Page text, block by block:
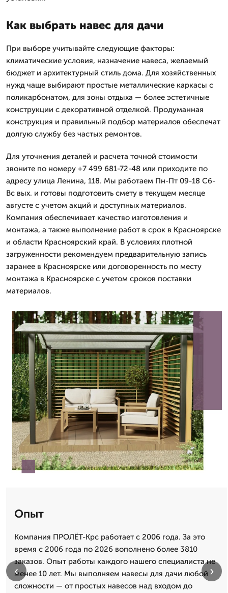
Как выбрать навес для дачи
При выборе учитывайте следующие факторы:
климатические условия, назначение навеса, желаемый
бюджет и архитектурный стиль дома. Для хозяйственных
нужд чаще выбирают простые металлические каркасы с
поликарбонатом, для зоны отдыха — более эстетичные
конструкции с декоративной отделкой. Продуманная
конструкция и правильный подбор материалов обеспечат
долгую службу без частых ремонтов.
Для уточнения деталей и расчета точной стоимости
звоните по номеру +7 499 681-72-48 или приходите по
адресу улица Ленина, 118. Мы работаем Пн-Пт 09-18 Сб-
Вс вых. и готовы подготовить смету в текущем месяце
августе с учетом акций и доступных материалов.
Компания обеспечивает качество изготовления и
монтажа, а также выполнение работ в срок в Красноярске
и области Красноярский край. В условиях плотной
загруженности рекомендуем предварительную запись
заранее в Красноярске или договоренность по месту
монтажа в Красноярске с учетом сроков поставки
материалов.
Опыт
Компания ПРОЛЁТ-Крс работает с 2006 года. За это
время с 2006 года по 2026 вополнено более 3810
заказов. Опыт работы каждого нашего специалиста не
менее 10 лет. Мы выполняем навесы для дачи любой
сложности — от простых навесов над входом до
‹ ›